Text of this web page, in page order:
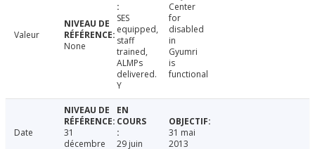
Valeur
None
SES
equipped,
staff
trained,
ALMPs
delivered.
Y
Center
for
disabled
in
Gyumri
is
functional
Date
31
décembre
29 juin
31 mai
2013